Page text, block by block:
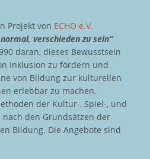
Projekt von ECHO e.V.
verschieden zu sein“
daran, dieses Bewusstsein
Inklusion zu fördern und
von Bildung zur kulturellen
erlebbar zu machen.
der Kultur-, Spiel-, und
nach den Grundsätzen der
Bildung. Die Angebote sind